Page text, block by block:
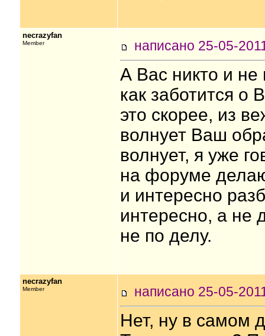
necrazyfan
Member написано 25-05-
А Вас никто и не
как заботится
это скорее, из
волнует Ваш
волнует, я уже
на форуме
и интересно
интересно, а не
не по делу.
necrazyfan
Member написано 25-05-
Нет, ну в самом